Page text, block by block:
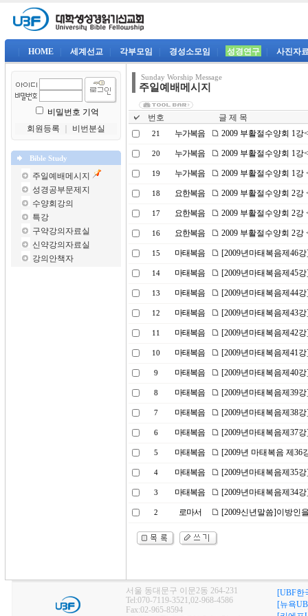
HOME 세계선교 각부모임 경성소모임 성경연구 사진자
비밀번호 기억
회원등록
비번분실
Bible Study
주일예배메시지
성경공부문제지
수양회강의
특강
구약강의자료실
신약강의자료실
강의안책자
Sunday Worship Message
주일예배메시지
번호 글 제 목
21 누가복음 2009 부활절수양회 1
20 누가복음 2009 부활절수양회 1
19 누가복음 2009 부활절수양회 1
18 요한복음 2009 부활절수양회 2
17 요한복음 2009 부활절수양회 2
16 요한복음 2009 부활절수양회 2
15 마태복음 [2009년마태복음제46
14 마태복음 [2009년마태복음제45
13 마태복음 [2009년마태복음제44
12 마태복음 [2009년마태복음제43
11 마태복음 [2009년마태복음제42
10 마태복음 [2009년마태복음제41
9 마태복음 [2009년마태복음제40
8 마태복음 [2009년마태복음제39
7 마태복음 [2009년마태복음제38
6 마태복음 [2009년마태복음제37
5 마태복음 [2009년 마태복음 제36
4 마태복음 [2009년마태복음제35
3 마태복음 [2009년마태복음제34
2 로마서 [2009신년말씀]이방인
서울 동대문구 이문2동 264-231
Tel:070-7119-3521,02-968-4586
Fax:02-965-8594
[UBF한
[뉴욕